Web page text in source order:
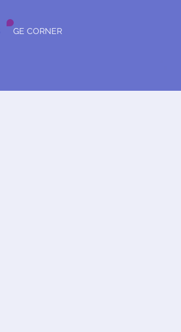
GE CORNER